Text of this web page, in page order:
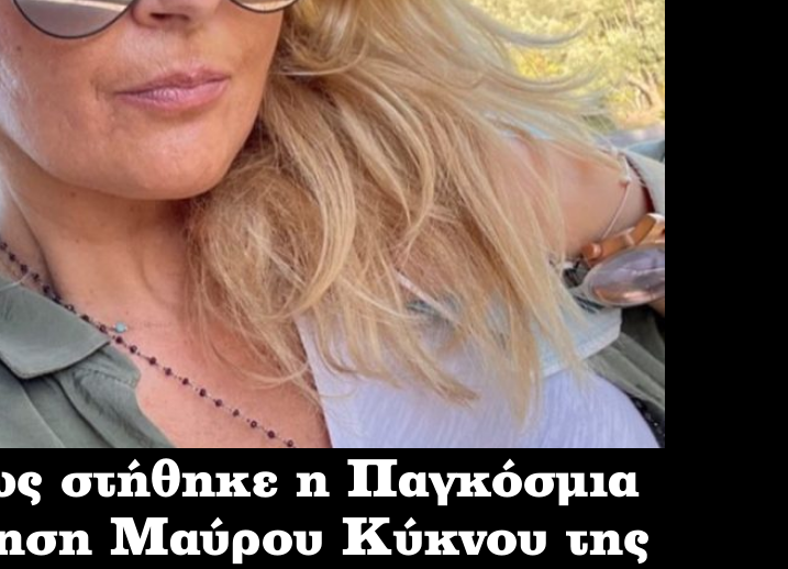
στήθηκε η Παγκόσμια
Mαύρου Κύκνου της